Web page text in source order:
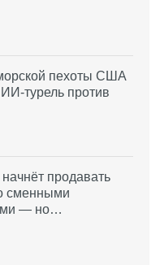
пехоты США
турель против
продавать
сменными
— но…